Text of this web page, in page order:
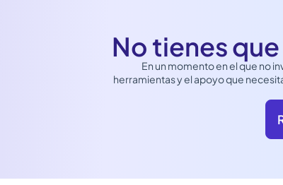
No tienes
En un momento en el que no
herramientas y el apoyo que